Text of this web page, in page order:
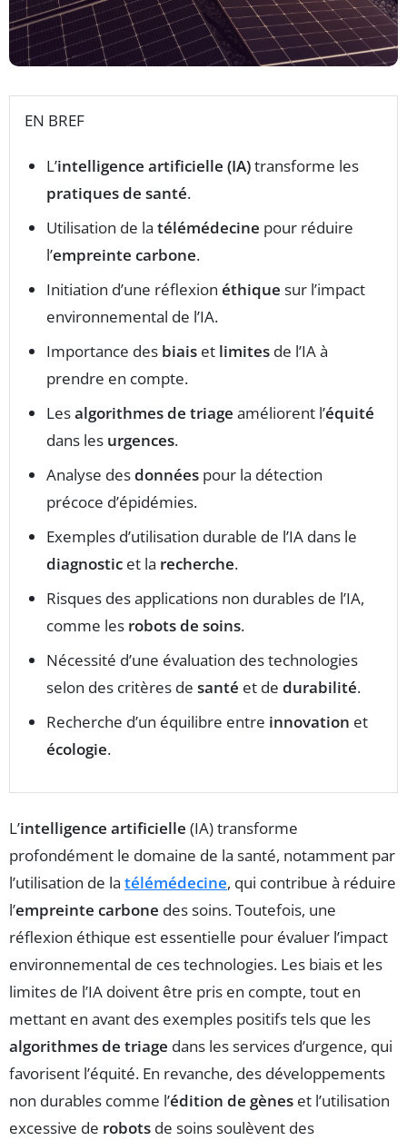
EN BREF
L’intelligence artificielle (IA)transforme les
pratiques de santé.
Utilisation de la télémédecine pour réduire
l’empreinte carbone.
Initiation d’une réflexion éthique sur l’impact
environnemental de l’IA.
Importance des biais et limites de l’IA à
prendre en compte.
Lesalgorithmes de triage améliorent l’équité
dans les urgences.
Analyse desdonnées pour la détection
précoce d’épidémies.
Exemples d’utilisation durable de l’IA dans le
diagnostic et la recherche.
Risques des applications non durables de l’IA,
comme les robots de soins.
Nécessité d’une évaluation des technologies
selon des critères de santé et de durabilité.
Recherche d’un équilibre entre innovation et
écologie.
L’intelligence artificielle (IA) transforme
profondément le domaine de la santé, notamment par
l’utilisation de la télémédecine, qui contribue à réduire
l’empreinte carbone des soins. Toutefois, une
réflexion éthique est essentielle pour évaluer l’impact
environnemental de ces technologies. Les biais et les
limites de l’IA doivent être pris en compte, tout en
mettant en avant des exemples positifs tels que les
algorithmes de triage dans les services d’urgence, qui
favorisent l’équité. En revanche, des développements
non durables comme l’édition de gènes et l’utilisation
excessive de robots de soins soulèvent des